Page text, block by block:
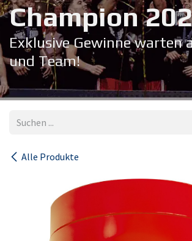
Champion
Exklusive Gewinne warten
und Team!
Alle Produkte